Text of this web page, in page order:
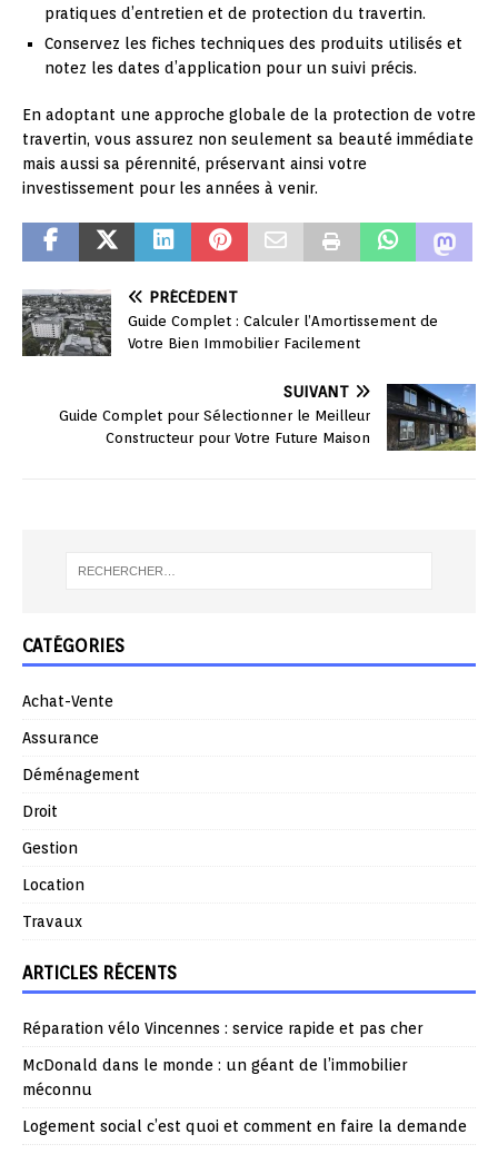
pratiques d’entretien et de protection du travertin.
Conservez les fiches techniques des produits utilisés et
notez les dates d’application pour un suivi précis.
En adoptant une approche globale de la protection de votre
travertin, vous assurez non seulement sa beauté immédiate
mais aussi sa pérennité, préservant ainsi votre
investissement pour les années à venir.
PRÉCÉDENT
Guide Complet : Calculer l’Amortissement de
Votre Bien Immobilier Facilement
SUIVANT
Guide Complet pour Sélectionner le Meilleur
Constructeur pour Votre Future Maison
CATÉGORIES
Achat-Vente
Assurance
Déménagement
Droit
Gestion
Location
Travaux
ARTICLES RÉCENTS
Réparation vélo Vincennes : service rapide et pas cher
McDonald dans le monde : un géant de l’immobilier
méconnu
Logement social c’est quoi et comment en faire la demande